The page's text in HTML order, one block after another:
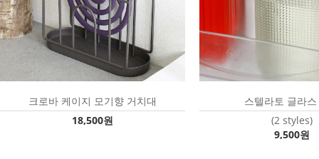
크로바 케이지 모기향 거치대
18,500원
스텔라토 글라
(2 styles)
9,500원